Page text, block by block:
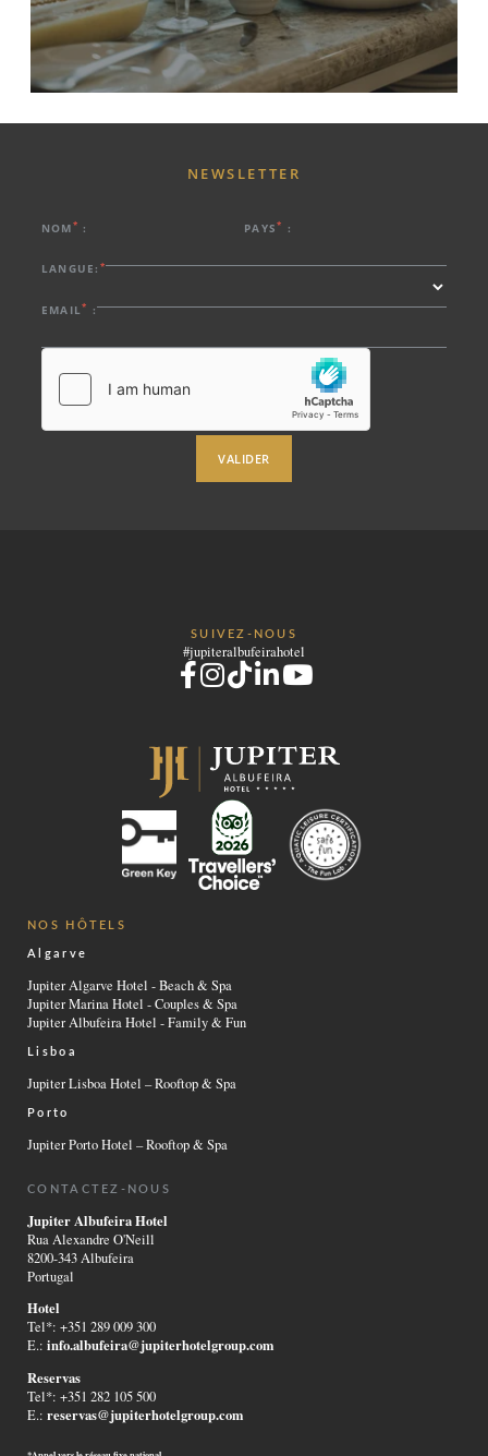
NOM * : PAYS* :
LANGUE: *
EMAIL* :
VALIDER
NEWSLETTER
NOS HÔTELS
Algarve
Jupiter Algarve Hotel - Beach & Spa
Jupiter Marina Hotel - Couples & Spa
Jupiter Albufeira Hotel - Family & Fun
Lisboa
Jupiter Lisboa Hotel – Rooftop & Spa
Porto
Jupiter Porto Hotel – Rooftop & Spa
SUIVEZ-NOUS
#jupiteralbufeirahotel
CONTACTEZ-NOUS
Jupiter Albufeira Hotel
Rua Alexandre O'Neill
8200-343 Albufeira
Portugal
Hotel
Tel*: +351 289 009 300
E.:info.albufeira@jupiterhotelgroup.com
Reservas
Tel*: +351 282 105 500
E.: reservas@jupiterhotelgroup.com